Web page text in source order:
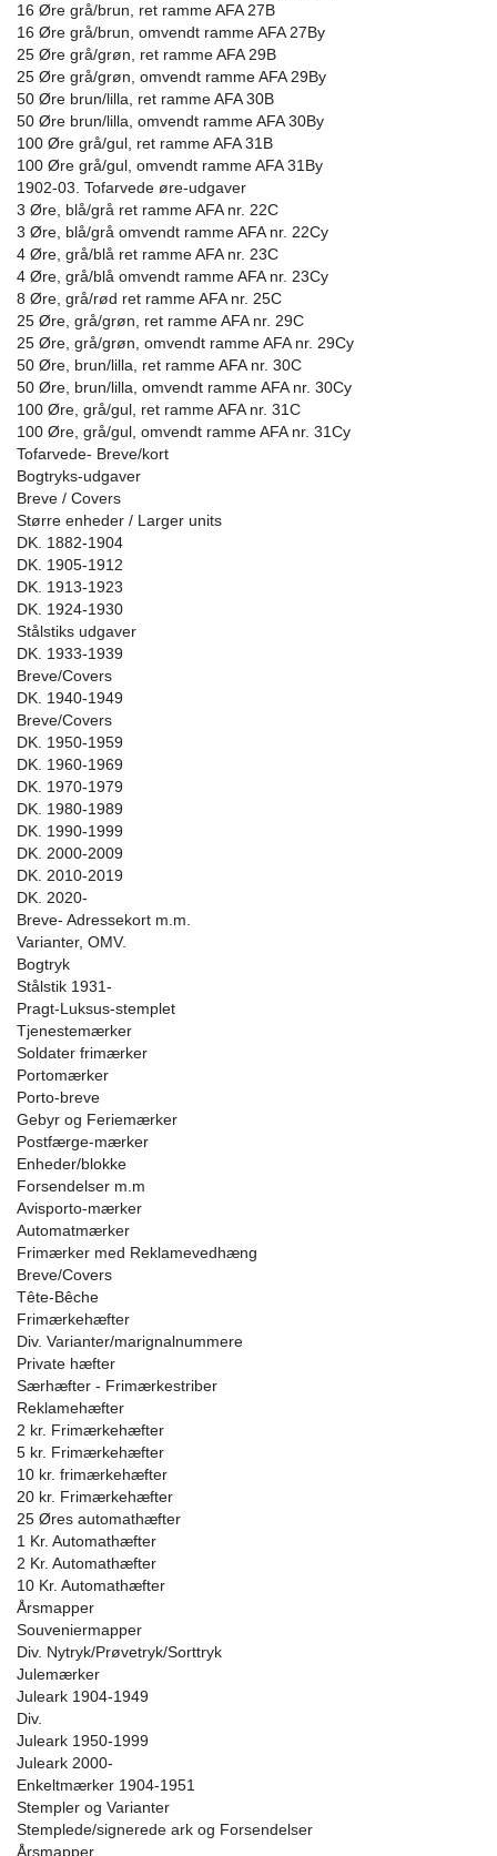
16 Øre grå/brun, ret ramme AFA 27B
16 Øre grå/brun, omvendt ramme AFA 27By
25 Øre grå/grøn, ret ramme AFA 29B
25 Øre grå/grøn, omvendt ramme AFA 29By
50 Øre brun/lilla, ret ramme AFA 30B
50 Øre brun/lilla, omvendt ramme AFA 30By
100 Øre grå/gul, ret ramme AFA 31B
100 Øre grå/gul, omvendt ramme AFA 31By
1902-03. Tofarvede øre-udgaver
3 Øre, blå/grå ret ramme AFA nr. 22C
3 Øre, blå/grå omvendt ramme AFA nr. 22Cy
4 Øre, grå/blå ret ramme AFA nr. 23C
4 Øre, grå/blå omvendt ramme AFA nr. 23Cy
8 Øre, grå/rød ret ramme AFA nr. 25C
25 Øre, grå/grøn, ret ramme AFA nr. 29C
25 Øre, grå/grøn, omvendt ramme AFA nr. 29Cy
50 Øre, brun/lilla, ret ramme AFA nr. 30C
50 Øre, brun/lilla, omvendt ramme AFA nr. 30Cy
100 Øre, grå/gul, ret ramme AFA nr. 31C
100 Øre, grå/gul, omvendt ramme AFA nr. 31Cy
Tofarvede- Breve/kort
Bogtryks-udgaver
Breve / Covers
Større enheder / Larger units
DK. 1882-1904
DK. 1905-1912
DK. 1913-1923
DK. 1924-1930
Stålstiks udgaver
DK. 1933-1939
Breve/Covers
DK. 1940-1949
Breve/Covers
DK. 1950-1959
DK. 1960-1969
DK. 1970-1979
DK. 1980-1989
DK. 1990-1999
DK. 2000-2009
DK. 2010-2019
DK. 2020-
Breve- Adressekort m.m.
Varianter, OMV.
Bogtryk
Stålstik 1931-
Pragt-Luksus-stemplet
Tjenestemærker
Soldater frimærker
Portomærker
Porto-breve
Gebyr og Feriemærker
Postfærge-mærker
Enheder/blokke
Forsendelser m.m
Avisporto-mærker
Automatmærker
Frimærker med Reklamevedhæng
Breve/Covers
Tête-Bêche
Frimærkehæfter
Div. Varianter/marignalnummere
Private hæfter
Særhæfter - Frimærkestriber
Reklamehæfter
2 kr. Frimærkehæfter
5 kr. Frimærkehæfter
10 kr. frimærkehæfter
20 kr. Frimærkehæfter
25 Øres automathæfter
1 Kr. Automathæfter
2 Kr. Automathæfter
10 Kr. Automathæfter
Årsmapper
Souveniermapper
Div. Nytryk/Prøvetryk/Sorttryk
Julemærker
Juleark 1904-1949
Div.
Juleark 1950-1999
Juleark 2000-
Enkeltmærker 1904-1951
Stempler og Varianter
Stemplede/signerede ark og Forsendelser
Årsmapper